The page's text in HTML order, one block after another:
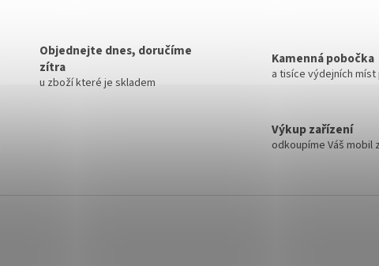
Objednejte dnes, doručíme
zítra
u zboží které je skladem
Kamenná pobočka
a tisíce výdejních míst
Výkup zařízení
odkoupíme Váš mobil